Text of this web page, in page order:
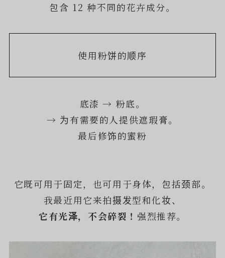
包含 12 种不同的花卉成分。
使用粉饼的顺序
底漆 → 粉底。
→ 为有需要的人提供遮瑕膏。
最后修饰的蜜粉
它既可用于固定，也可用于身体，包括颈部。
我最近用它来拍摄发型和化妆、
它有光泽，不会碎裂！ 强烈推荐。